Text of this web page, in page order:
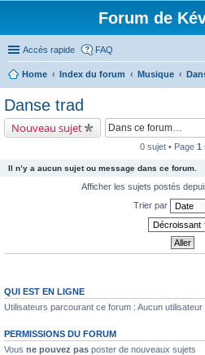
Forum de
Accès rapide FAQ
Home Index du forum Musique
Danse trad
Nouveau sujet
0 sujet • Page 1
Il n’y a aucun sujet ou message dans ce forum.
Afficher les sujets postés
Trier par
QUI EST EN LIGNE
Utilisateurs parcourant ce forum : Aucun
PERMISSIONS DU FORUM
Vous ne pouvez pas poster de nouveaux sujets